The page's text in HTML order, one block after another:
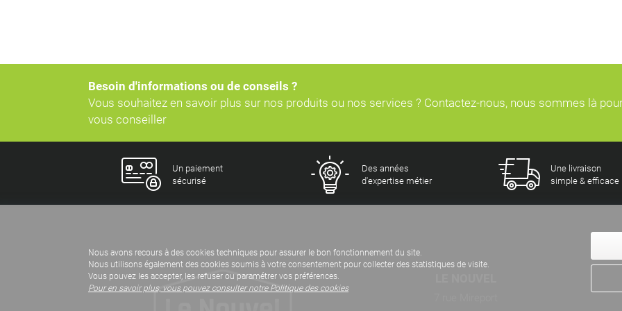
Besoin d'informations ou de conseils ?
Vous souhaitez en savoir plus sur nos produits ou nos services ? Contactez-nous, nous sommes là
vous conseiller
Un paiement
sécurisé
Des années
d'expertise métier
Une livraison
simple & efficace
Nous avons recours à des cookies techniques pour assurer le bon fonctionnement du site.
Nous utilisons également des cookies soumis à votre consentement pour collecter des statistiques de visite.
Vous pouvez les accepter, les refuser ou paramétrer vos préférences.
Pour en savoir plus, vous pouvez consulter notre Politique des cookies